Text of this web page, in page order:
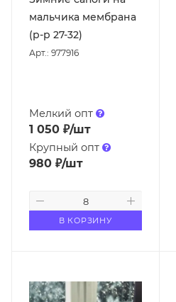
мальчика мембрана
(р-р 27-32)
Арт.: 977916
Мелкий опт
1 050 ₽/шт
Крупный опт
980 ₽/шт
В КОРЗИНУ